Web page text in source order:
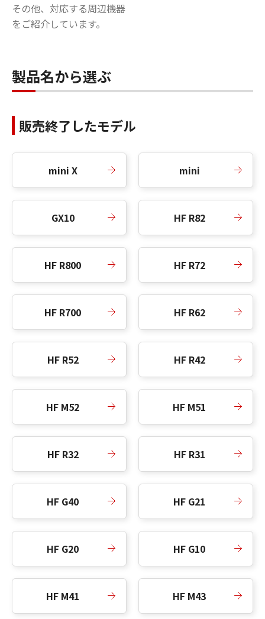
その他、対応する周辺機器
をご紹介しています。
製品名から選ぶ
販売終了したモデル
mini X mini
GX10 HF R82
HF R800 HF R72
HF R700 HF R62
HF R52 HF R42
HF M52 HF M51
HF R32 HF R31
HF G40 HF G21
HF G20 HF G10
HF M41 HF M43